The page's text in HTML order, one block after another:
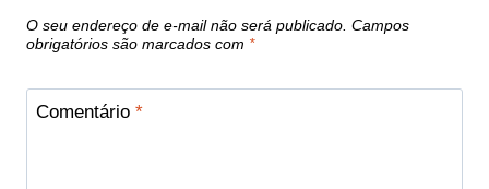
O seu endereço de e-mail não será publicado. Campos
obrigatórios são marcados com *
Comentário *